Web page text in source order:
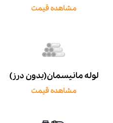
مشاهده قیمت
لوله مانیسمان(بدون درز)
مشاهده قیمت